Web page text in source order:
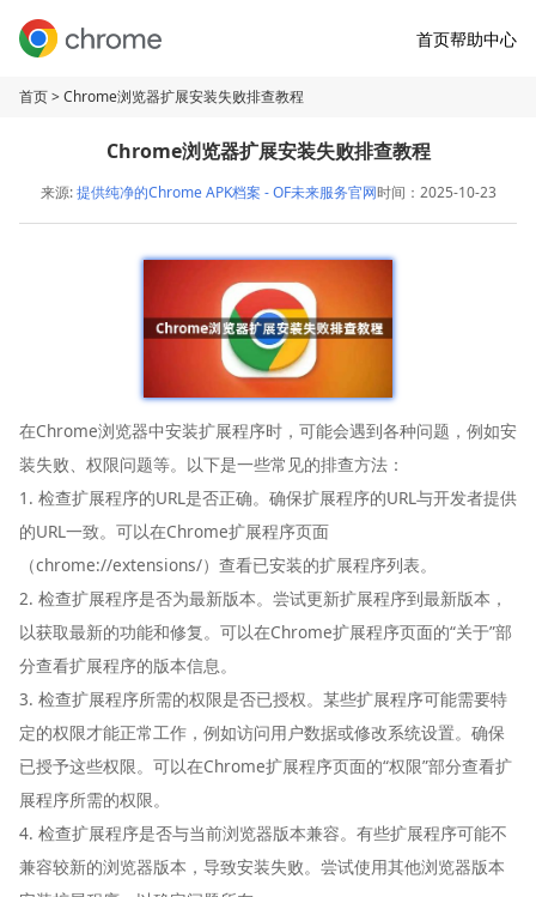
首页帮助中心
首页> Chrome浏览器扩展安装失败排查教程
Chrome浏览器扩展安装失败排查教程
来源:提供纯净的Chrome APK档案 - OF未来服务官网时间：2025-10-23
在Chrome浏览器中安装扩展程序时，可能会遇到各种问题，例如安
装失败、权限问题等。以下是一些常见的排查方法：
1. 检查扩展程序的URL是否正确。确保扩展程序的URL与开发者提供
的URL一致。可以在Chrome扩展程序页面
（chrome://extensions/）查看已安装的扩展程序列表。
2. 检查扩展程序是否为最新版本。尝试更新扩展程序到最新版本，
以获取最新的功能和修复。可以在Chrome扩展程序页面的“关于”部
分查看扩展程序的版本信息。
3. 检查扩展程序所需的权限是否已授权。某些扩展程序可能需要特
定的权限才能正常工作，例如访问用户数据或修改系统设置。确保
已授予这些权限。可以在Chrome扩展程序页面的“权限”部分查看扩
展程序所需的权限。
4. 检查扩展程序是否与当前浏览器版本兼容。有些扩展程序可能不
兼容较新的浏览器版本，导致安装失败。尝试使用其他浏览器版本